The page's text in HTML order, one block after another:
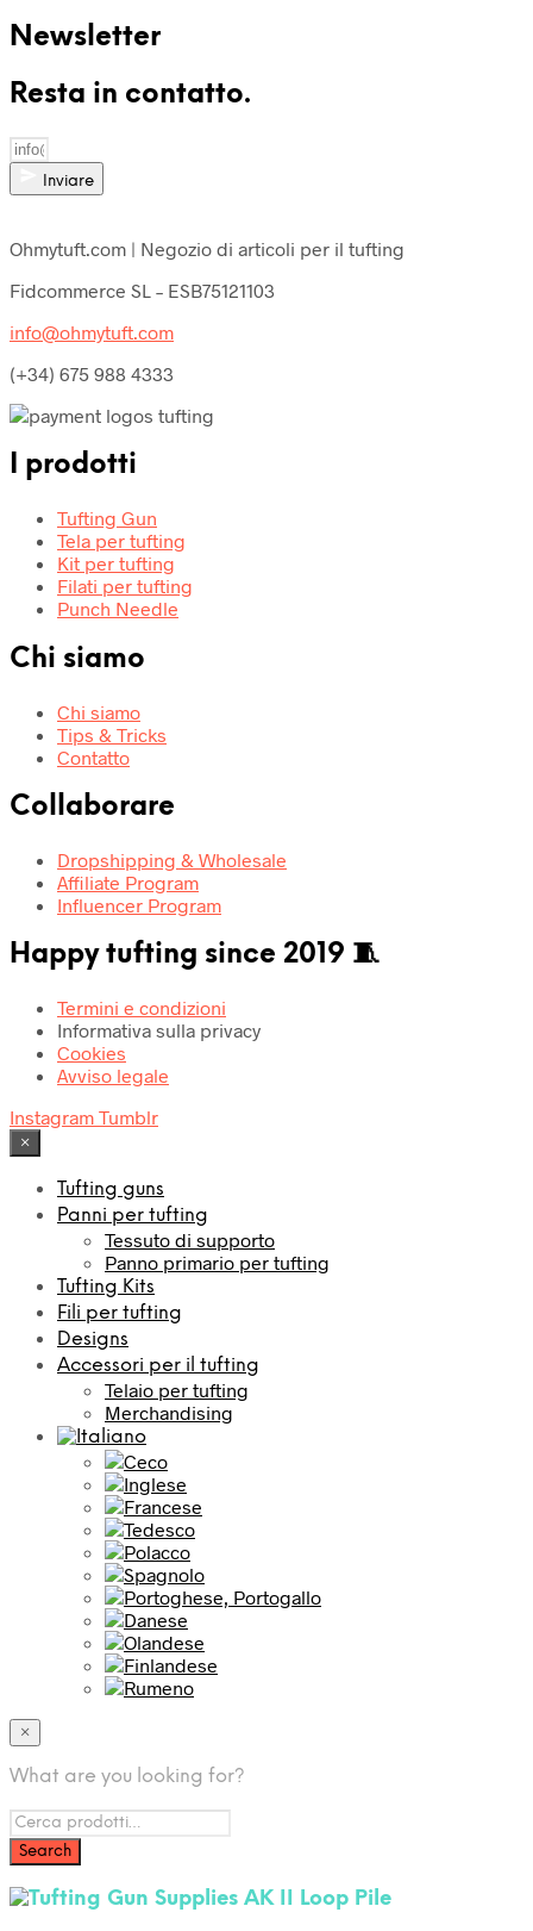
Newsletter
Resta in contatto.
Inviare
Ohmytuft.com | Negozio di articoli per il tufting
Fidcommerce SL – ESB75121103
info@ohmytuft.com
(+34) 675 988 4333
I prodotti
Tufting Gun
Tela per tufting
Kit per tufting
Filati per tufting
Punch Needle
Chi siamo
Chi siamo
Tips & Tricks
Contatto
Collaborare
Dropshipping & Wholesale
Affiliate Program
Influencer Program
Happy tufting since 2019 🧵
Termini e condizioni
Informativa sulla privacy
Cookies
Avviso legale
Instagram Tumblr
×
Tufting guns
Panni per tufting
Tessuto di supporto
Panno primario per tufting
Tufting Kits
Fili per tufting
Designs
Accessori per il tufting
Telaio per tufting
Merchandising
×
What are you looking for?